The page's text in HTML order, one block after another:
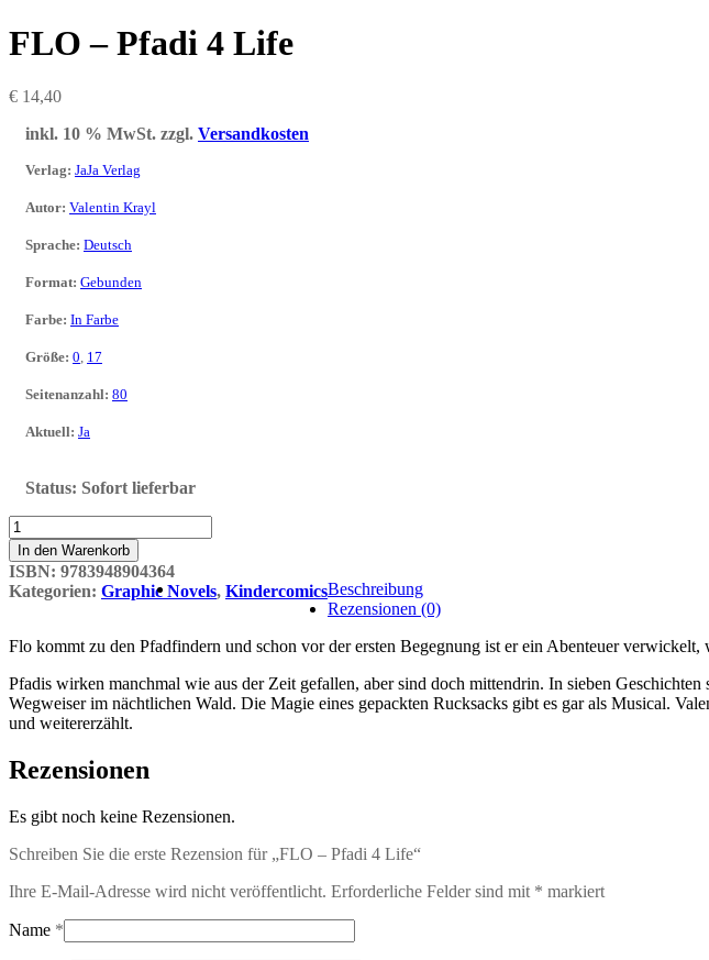
FLO – Pfadi 4 Life
€ 14,40
inkl. 10 % MwSt. zzgl. Versandkosten
Verlag: JaJa Verlag
Autor: Valentin Krayl
Sprache: Deutsch
Format: Gebunden
Farbe: In Farbe
Größe: 0, 17
Seitenanzahl: 80
Aktuell: Ja
Status: Sofort lieferbar
FLO
-
Pfadi
4
Life
In den Warenkorb
ISBN: 9783948904364
Kategorien: Graphic Novels, KindercomicsBeschreibung
Rezensionen (0)
Flo kommt zu den Pfadfindern und schon vor der ersten Begegnung ist er ein Abenteuer
Pfadis wirken manchmal wie aus der Zeit gefallen, aber sind doch mittendrin. In sieben
Wegweiser im nächtlichen Wald. Die Magie eines gepackten Rucksacks gibt es gar als Musical.
und weitererzählt.
Rezensionen
Es gibt noch keine Rezensionen.
Schreiben Sie die erste Rezension für „FLO – Pfadi 4 Life“
Ihre E-Mail-Adresse wird nicht veröffentlicht. Erforderliche Felder sind mit * markiert
Name *